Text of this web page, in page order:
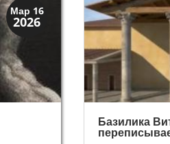
Мар 16
2026
Базилика